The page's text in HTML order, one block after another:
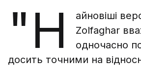
"Н
айновіші
Zolfaghar
одночасно
досить точними на